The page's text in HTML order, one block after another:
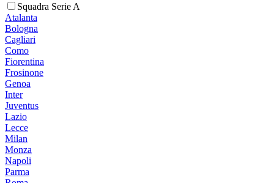
Squadra Serie A
Atalanta
Bologna
Cagliari
Como
Fiorentina
Frosinone
Genoa
Inter
Juventus
Lazio
Lecce
Milan
Monza
Napoli
Parma